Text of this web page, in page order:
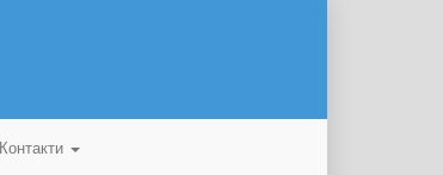
Контакти